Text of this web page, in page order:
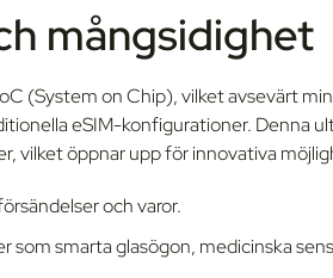
mångsidighet
(System on Chip), vilket avsevärt
eSIM-konfigurationer. Denna
vilket öppnar upp för innovativa
och varor.
som smarta glasögon, medicinska